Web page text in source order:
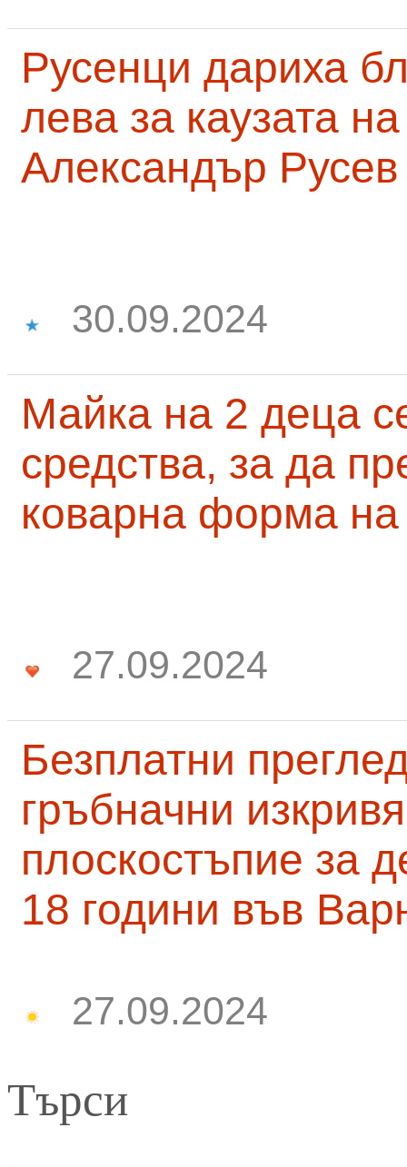
Русенци дариха
лева за каузата
Александър Русев
30.09.2024
Майка на 2 деца
средства, за да
коварна форма на
27.09.2024
Безплатни
гръбначни
плоскостъпие за
18 години във
27.09.2024
Търси